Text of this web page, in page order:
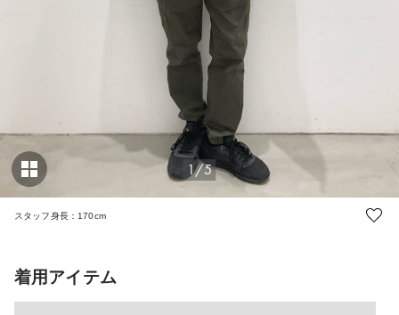
1/5
スタッフ身長：170cm
着用アイテム